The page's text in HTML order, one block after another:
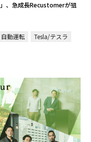
、急成長Recustomerが狙
自動運転
Tesla/テスラ